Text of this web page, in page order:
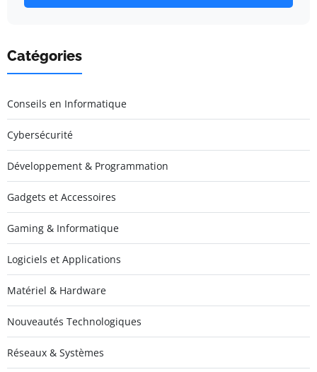
Catégories
Conseils en Informatique
Cybersécurité
Développement & Programmation
Gadgets et Accessoires
Gaming & Informatique
Logiciels et Applications
Matériel & Hardware
Nouveautés Technologiques
Réseaux & Systèmes